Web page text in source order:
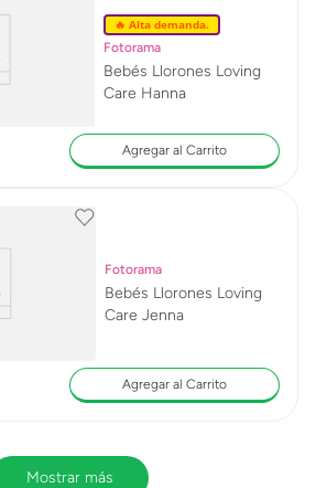
🔥 Alta demanda.
Fotorama
Bebés Llorones Loving
Care Hanna
Agregar al Carrito
Fotorama
Bebés Llorones Loving
Care Jenna
Agregar al Carrito
Mostrar más